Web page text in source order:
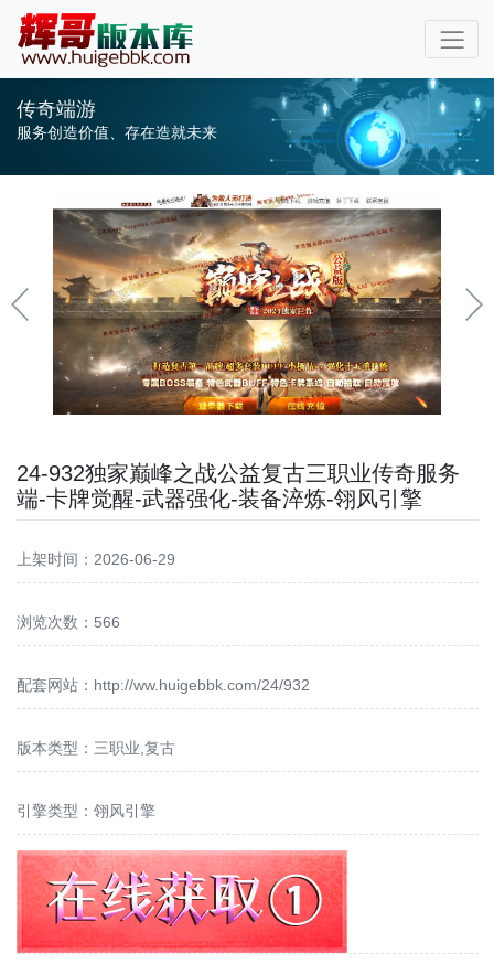
传奇端游
服务创造价值、存在造就未来
24-932独家巅峰之战公益复古三职业传奇服务
端-卡牌觉醒-武器强化-装备淬炼-翎风引擎
上架时间：2026-06-29
浏览次数：566
配套网站： http://ww.huigebbk.com/24/932
版本类型：三职业,复古
引擎类型：翎风引擎